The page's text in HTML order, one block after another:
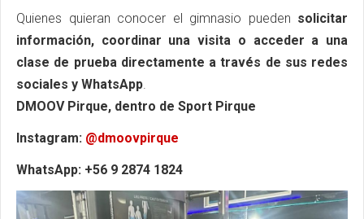
Quienes quieran conocer el gimnasio pueden solicitar
información, coordinar una visita o acceder a una
clase de prueba directamente a través de sus redes
sociales y WhatsApp.
DMOOV Pirque, dentro de Sport Pirque
Instagram: @dmoovpirque
WhatsApp: +56 9 2874 1824